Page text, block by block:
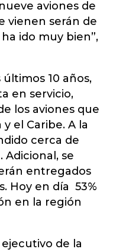
aviones de
vienen serán de
ido muy bien”,
10 años,
en servicio,
los aviones que
el Caribe. A la
cerca de
Adicional, se
entregados
Hoy en día 53%
en la región
de la